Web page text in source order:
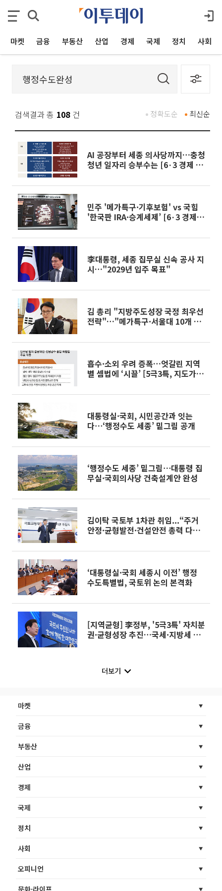
마켓 금융 부동산 산업 경제 국제 정치 사회
검색결과 총 108 건 최신순
정확도순
AI 공장부터 세종 의사당까지…충청
청년 일자리 승부수는 [6·3 경제 공
민주 '메가특구·기후보험' vs 국힘
'한국판 IRA·승계세제’ [6·3 경제
李대통령, 세종 집무실 신속 공사 지
시…"2029년 입주 목표"
김 총리 "지방주도성장 국정 최우선
전략"…"메가특구·서울대 10개 육
흡수·소외 우려 증폭…엇갈린 지역
별 셈법에 ‘시끌’ [5극3특, 지도가
대통령실·국회, 시민공간과 잇는
다⋯‘행정수도 세종’ 밑그림 공개
‘행정수도 세종’ 밑그림⋯대통령 집
무실·국회의사당 건축설계안 완성
김이탁 국토부 1차관 취임...“주거
안정·균형발전·건설안전 총력 다할
‘대통령실·국회 세종시 이전’ 행정
수도특별법, 국토위 논의 본격화
[지역균형] 李정부, '5극3특' 자치분
권·균형성장 추진…국세·지방세 7
더보기
마켓
금융
부동산
산업
경제
국제
정치
사회
오피니언
문화·라이프